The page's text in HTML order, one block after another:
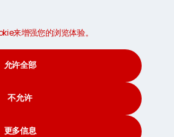
here at Seven Seas
for communicating
in way that both informs
engages.
来增强您的浏览体验。
允许全部
不允许
更多信息